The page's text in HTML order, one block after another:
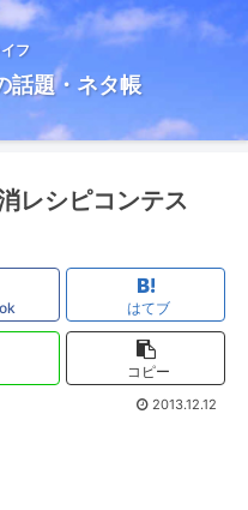
フ
話題・ネタ帳
レシピコンテス
はてブ
コピー
2013.12.12